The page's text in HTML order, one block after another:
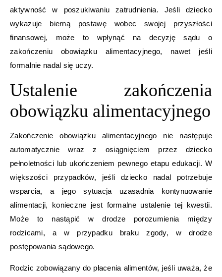
aktywność w poszukiwaniu zatrudnienia. Jeśli dziecko
wykazuje bierną postawę wobec swojej przyszłości
finansowej, może to wpłynąć na decyzję sądu o
zakończeniu obowiązku alimentacyjnego, nawet jeśli
formalnie nadal się uczy.
Ustalenie zakończenia
obowiązku alimentacyjnego
Zakończenie obowiązku alimentacyjnego nie następuje
automatycznie wraz z osiągnięciem przez dziecko
pełnoletności lub ukończeniem pewnego etapu edukacji. W
większości przypadków, jeśli dziecko nadal potrzebuje
wsparcia, a jego sytuacja uzasadnia kontynuowanie
alimentacji, konieczne jest formalne ustalenie tej kwestii.
Może to nastąpić w drodze porozumienia między
rodzicami, a w przypadku braku zgody, w drodze
postępowania sądowego.
Rodzic zobowiązany do płacenia alimentów, jeśli uważa, że